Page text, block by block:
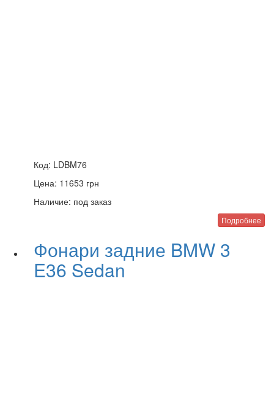
Код: LDBM76
Цена: 11653 грн
Наличие: под заказ
Подробнее
Фонари задние BMW 3
E36 Sedan